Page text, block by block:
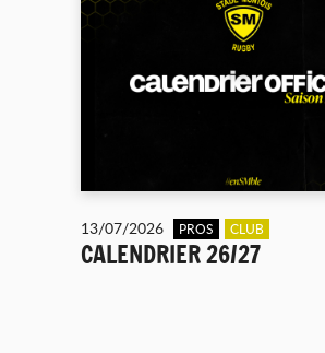
13/07/2026 PROS CLUB
CALENDRIER 26/27